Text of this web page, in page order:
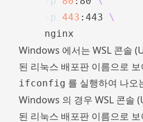
-p
443 :443 \
Windows 에서는 WSL 콘솔
된 리눅스 배포판 이름으로
ifconfig 를 실행하여 나오
Windows 의 경우 WSL 콘솔
된 리눅스 배포판 이름으로